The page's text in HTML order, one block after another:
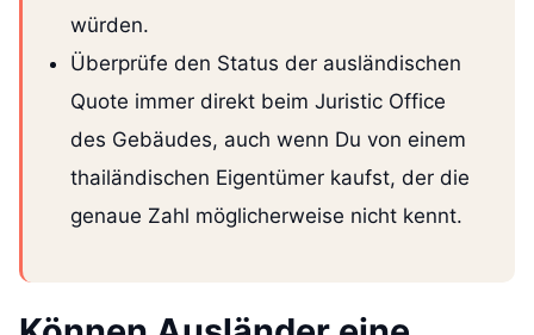
würden.
Überprüfe den Status der ausländischen
Quote immer direkt beim Juristic Office
des Gebäudes, auch wenn Du von einem
thailändischen Eigentümer kaufst, der die
genaue Zahl möglicherweise nicht kennt.